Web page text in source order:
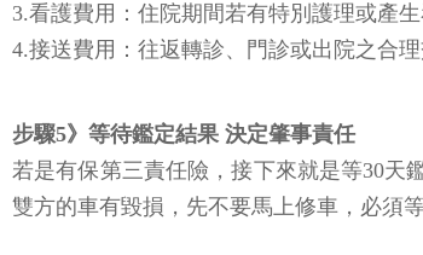
3.看護費用：住院期間若有特別護理或產生
4.接送費用：往返轉診、門診或出院之合理
步驟5》等待鑑定結果 決定肇事責任
若是有保第三責任險，接下來就是等30天
雙方的車有毀損，先不要馬上修車，必須